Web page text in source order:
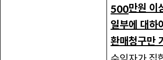
500만원 이
일부에 대하
환매청구만